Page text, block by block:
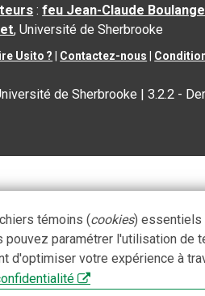
:feu Jean-Claude
, Université de Sherbrooke
Usito ? Contactez-nous
de Sherbrooke |3.2.2 -
témoins (cookies) essentiels
pouvez paramétrer l'utilisation de
d'optimiser votre expérience à